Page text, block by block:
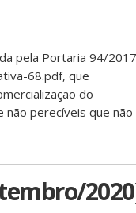
pela Portaria 94/2017
68.pdf, que
do
perecíveis que não